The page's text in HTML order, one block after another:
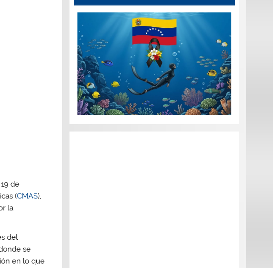
de
(CMAS),
la
del
se
en lo que